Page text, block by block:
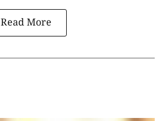
Read More